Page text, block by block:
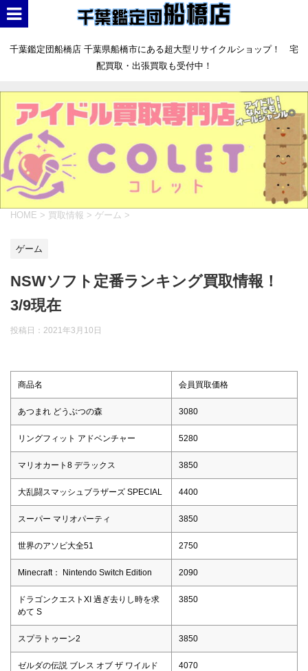
千葉鑑定団船橋店 千葉県船橋市にある超大型リサイクルショップ！ 宅
配買取・出張買取も受付中！
HOME > 買取情報 > ゲーム >
ゲーム
NSWソフト定番ランキング買取情報！
3/9現在
投稿日： 2021年3月10日
商品名 会員買取価格
あつまれ どうぶつの森 3080
リングフィット アドベンチャー 5280
マリオカート8 デラックス 3850
大乱闘スマッシュブラザーズ SPECIAL 4400
スーパー マリオパーティ 3850
世界のアソビ大全51 2750
Minecraft： Nintendo Switch Edition 2090
ドラゴンクエストXI 過ぎ去りし時を求
めて S
3850
スプラトゥーン2 3850
ゼルダの伝説 ブレス オブ ザ ワイルド 4070